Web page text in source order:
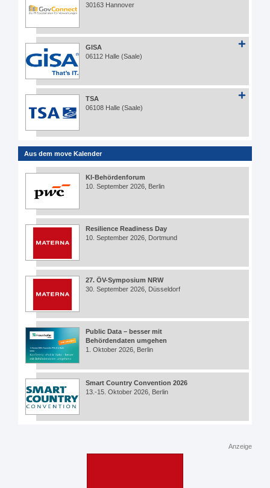
30163 Hannover
GISA
06112 Halle (Saale)
TSA
06108 Halle (Saale)
Aus dem move Kalender
KI-Behördenforum
10. September 2026, Berlin
Resilience Readiness Day
10. September 2026, Dortmund
27. ÖV-Symposium NRW
30. September 2026, Düsseldorf
Public Data – besser mit
Behördendaten umgehen
1. Oktober 2026, Berlin
Smart Country Convention 2026
13.-15. Oktober 2026, Berlin
Anzeige